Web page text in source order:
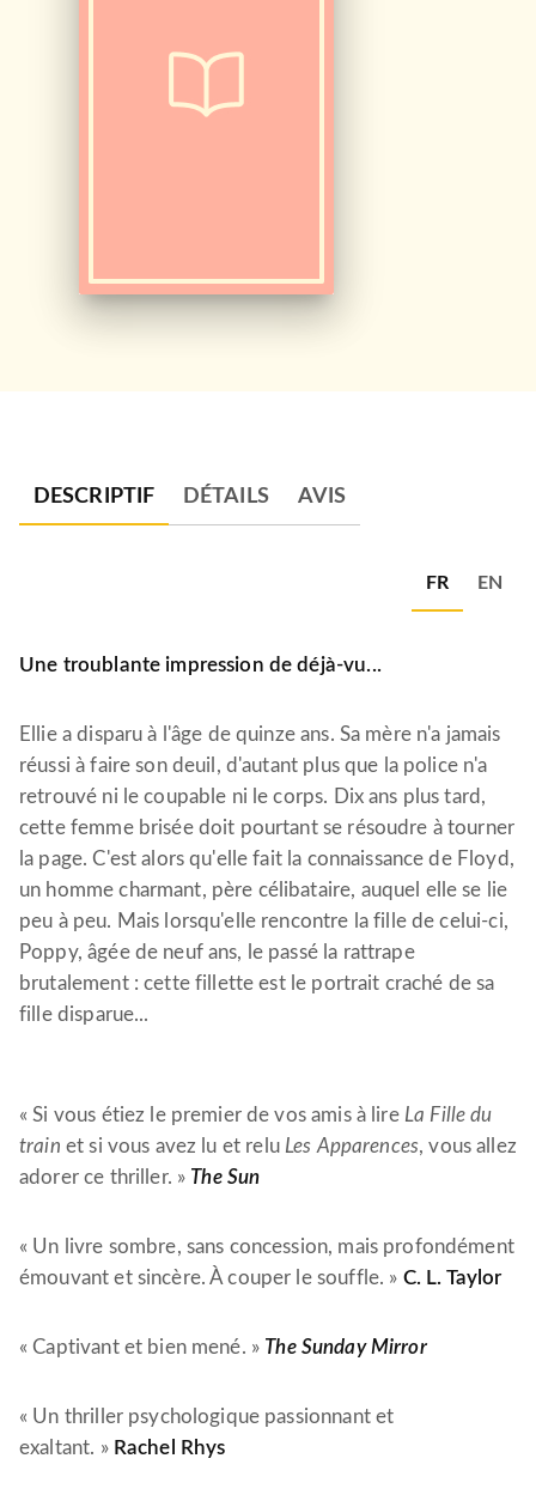
DESCRIPTIF DÉTAILS AVIS
FR EN
Une troublante impression de déjà-vu...
Ellie a disparu à l'âge de quinze ans. Sa mère n'a jamais
réussi à faire son deuil, d'autant plus que la police n'a
retrouvé ni le coupable ni le corps. Dix ans plus tard,
cette femme brisée doit pourtant se résoudre à tourner
la page. C'est alors qu'elle fait la connaissance de Floyd,
un homme charmant, père célibataire, auquel elle se lie
peu à peu. Mais lorsqu'elle rencontre la fille de celui-ci,
Poppy, âgée de neuf ans, le passé la rattrape
brutalement : cette fillette est le portrait craché de sa
fille disparue...
« Si vous étiez le premier de vos amis à lire La Fille du
train et si vous avez lu et relu Les Apparences, vous allez
adorer ce thriller. » The Sun
« Un livre sombre, sans concession, mais profondément
émouvant et sincère. À couper le souffle. » C. L. Taylor
« Captivant et bien mené. » The Sunday Mirror
« Un thriller psychologique passionnant et
exaltant. » Rachel Rhys